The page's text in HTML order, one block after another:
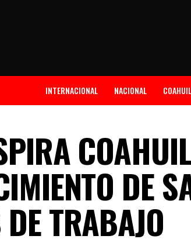
INTERNACIONAL NACIONAL
DE
TRABAJO